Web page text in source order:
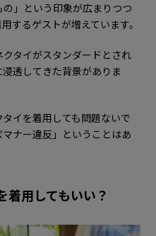
」という印象が広まりつつ
するゲストが増えています。
タイがスタンダードとされ
透してきた背景がありま
イを着用しても問題ないで
ナー違反」ということはあ
着用してもいい？